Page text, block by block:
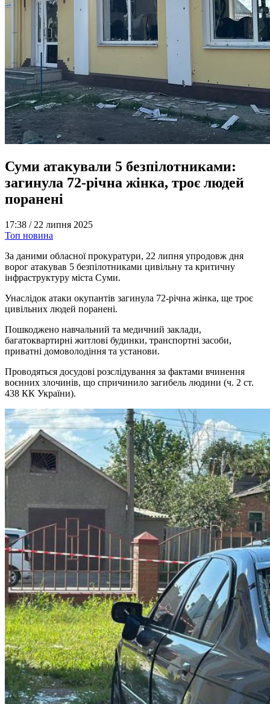
Суми атакували 5 безпілотниками:
загинула 72-річна жінка, троє людей
поранені
17:38 / 22 липня 2025
Топ новина
За даними обласної прокуратури, 22 липня упродовж дня
ворог атакував 5 безпілотниками цивільну та критичну
інфраструктуру міста Суми.
Унаслідок атаки окупантів загинула 72-річна жінка, ще троє
цивільних людей поранені.
Пошкоджено навчальний та медичний заклади,
багатоквартирні житлові будинки, транспортні засоби,
приватні домоволодіння та установи.
Проводяться досудові розслідування за фактами вчинення
воєнних злочинів, що спричинило загибель людини (ч. 2 ст.
438 КК України).